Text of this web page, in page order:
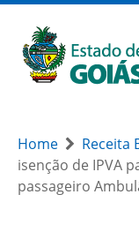
Home Receita
isenção de IPVA
passageiro